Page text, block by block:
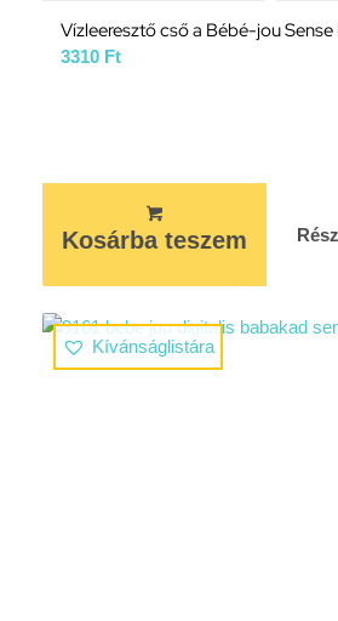
Vízleeresztő cső a Bébé-jou
3310 Ft
Kosárba teszem
Kívánságlistára